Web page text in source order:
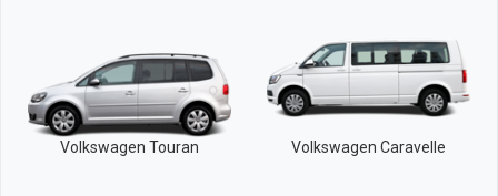
Volkswagen Touran Volkswagen Caravelle